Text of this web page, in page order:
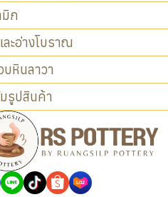
มิก
ละอ่างโบราณ
บหินลาวา
รูปสินค้า